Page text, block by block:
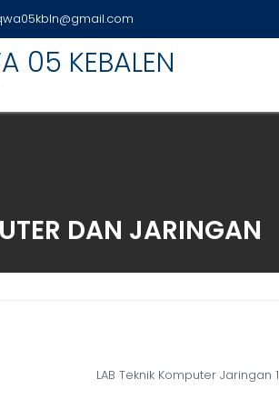
05 KEBALEN
DAN JARINGAN
LAB Teknik Komputer Jaringan 1